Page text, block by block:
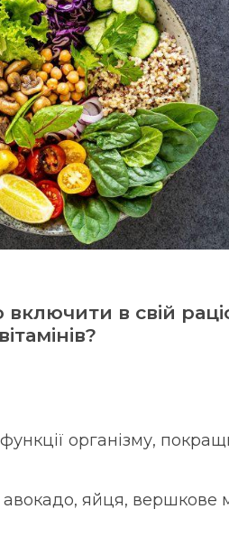
в свій
організму,
авокадо, яйця, вершкове